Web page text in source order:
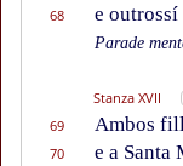
68 e outrossí
Parade
Stanza XVII
69 Ambos
70 e a Santa